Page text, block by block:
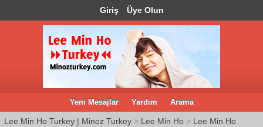
Giriş Üye Olun
Yeni Mesajlar Yardım Arama
Lee Min Ho Turkey | Minoz Turkey > Lee Min Ho > Lee Min Ho